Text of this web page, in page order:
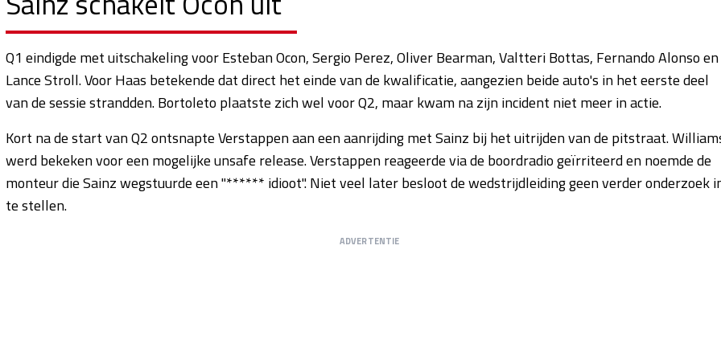
Q1 eindigde met uitschakeling voor Esteban Ocon, Sergio Perez, Oliver Bearman, Valtteri Bottas, Fernando Alonso en
Lance Stroll. Voor Haas betekende dat direct het einde van de kwalificatie, aangezien beide auto's in het eerste deel
van de sessie strandden. Bortoleto plaatste zich wel voor Q2, maar kwam na zijn incident niet meer in actie.
Kort na de start van Q2 ontsnapte Verstappen aan een aanrijding met Sainz bij het uitrijden van de pitstraat.
werd bekeken voor een mogelijke unsafe release. Verstappen reageerde via de boordradio geïrriteerd en noemde de
monteur die Sainz wegstuurde een "****** idioot". Niet veel later besloot de wedstrijdleiding geen verder onderzoek
te stellen.
ADVERTENTIE